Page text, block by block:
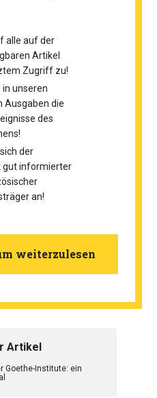
alle auf der
Artikel
Zugriff zu!
in unseren
Ausgaben die
des
der
gut informierter
an!
weiterzulesen
Artikel
Goethe-Institute: ein